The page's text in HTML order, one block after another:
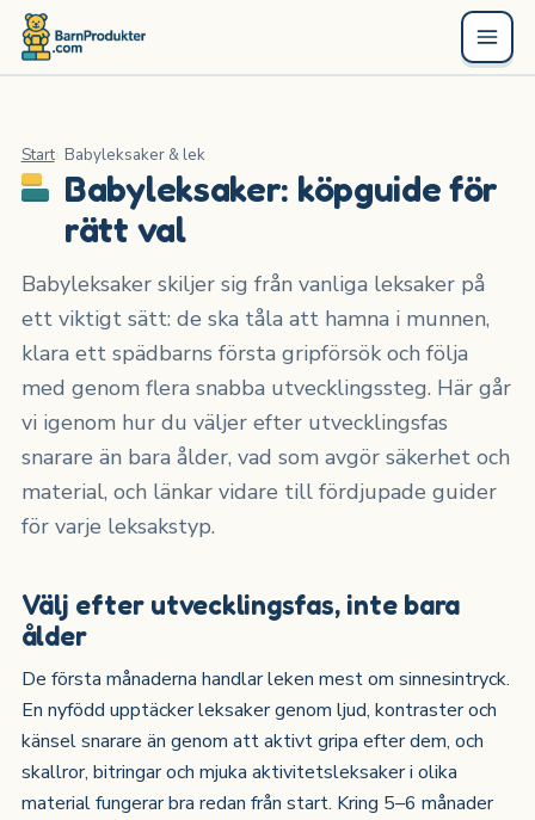
Start Babyleksaker & lek
Babyleksaker: köpguide för
rätt val
Babyleksaker skiljer sig från vanliga leksaker på
ett viktigt sätt: de ska tåla att hamna i munnen,
klara ett spädbarns första gripförsök och följa
med genom flera snabba utvecklingssteg. Här går
vi igenom hur du väljer efter utvecklingsfas
snarare än bara ålder, vad som avgör säkerhet och
material, och länkar vidare till fördjupade guider
för varje leksakstyp.
Välj efter utvecklingsfas, inte bara
ålder
De första månaderna handlar leken mest om sinnesintryck.
En nyfödd upptäcker leksaker genom ljud, kontraster och
känsel snarare än genom att aktivt gripa efter dem, och
skallror, bitringar och mjuka aktivitetsleksaker i olika
material fungerar bra redan från start. Kring 5–6 månader